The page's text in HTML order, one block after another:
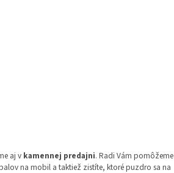
aj v kamennej predajni. Radi Vám pomôžeme
na mobil a taktiež zistíte, ktoré puzdro sa na